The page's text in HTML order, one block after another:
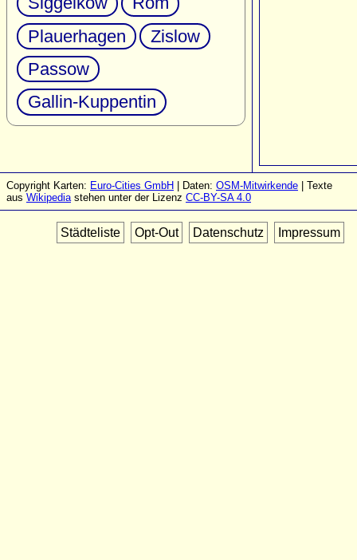
Plauerhagen
Zislow
Passow
Gallin-Kuppentin
Copyright Karten: Euro-Cities GmbH | Daten: OSM-Mitwirkende | Texte
aus Wikipediastehen unter der Lizenz CC-BY-SA 4.0
Städteliste Opt-Out Datenschutz Impressum